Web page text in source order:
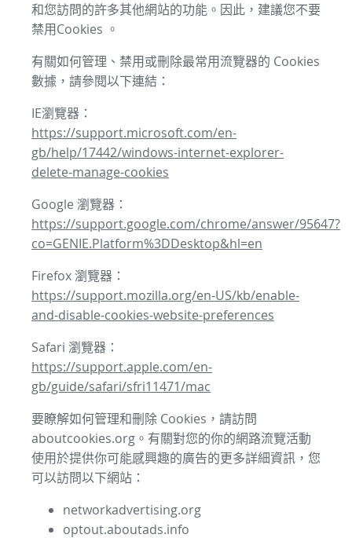
和您訪問的許多其他網站的功能。因此，建議您不要
禁用Cookies 。
有關如何管理、禁用或刪除最常用流覽器的 Cookies
數據，請參閱以下連結：
IE瀏覽器：
https://support.microsoft.com/en-
gb/help/17442/windows-internet-explorer-
delete-manage-cookies
Google 瀏覽器：
https://support.google.com/chrome/answer/95647?
co=GENIE.Platform%3DDesktop&hl=en
Firefox 瀏覽器：
https://support.mozilla.org/en-US/kb/enable-
and-disable-cookies-website-preferences
Safari 瀏覽器：
https://support.apple.com/en-
gb/guide/safari/sfri11471/mac
要瞭解如何管理和刪除 Cookies，請訪問
aboutcookies.org。有關對您的你的網路流覽活動
使用於提供你可能感興趣的廣告的更多詳細資訊，您
可以訪問以下網站：
networkadvertising.org
optout.aboutads.info